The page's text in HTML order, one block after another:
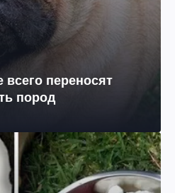
всего переносят
пород